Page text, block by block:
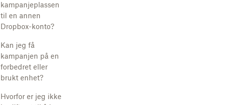
kampanjeplassen
til en annen
Dropbox-konto?
Kan jeg få
kampanjen på en
forbedret eller
brukt enhet?
Hvorfor er jeg ikke